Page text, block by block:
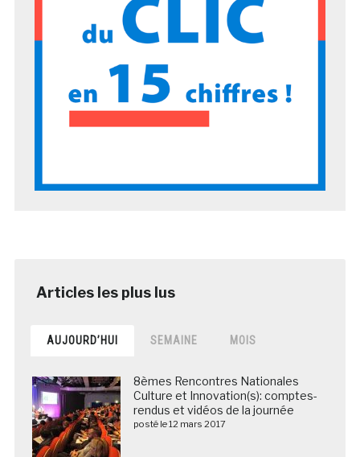
AUJOURD’HUI SEMAINE MOIS
8èmes Rencontres Nationales
Culture et Innovation(s): comptes-
rendus et vidéos de la journée
posté le 12 mars 2017